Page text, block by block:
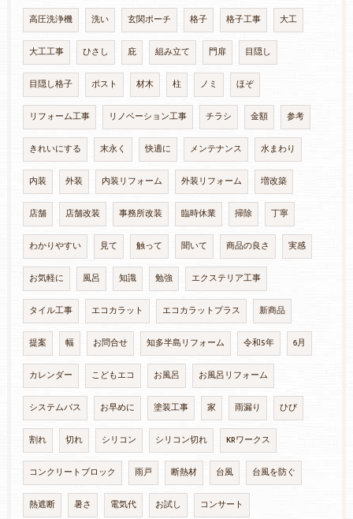
高圧洗浄機 洗い 玄関ポーチ 格子 格子工事 大工
大工工事 ひさし 庇 組み立て 門扉 目隠し
目隠し格子 ポスト 材木 柱 ノミ ほぞ
リフォーム工事 リノベーション工事 チラシ 金額 参考
きれいにする 末永く 快適に メンテナンス 水まわり
内装 外装 内装リフォーム 外装リフォーム 増改築
店舗 店舗改装 事務所改装 臨時休業 掃除 丁寧
わかりやすい 見て 触って 聞いて 商品の良さ 実感
お気軽に 風呂 知識 勉強 エクステリア工事
タイル工事 エコカラット エコカラットプラス 新商品
提案 幅 お問合せ 知多半島リフォーム 令和5年 6月
カレンダー こどもエコ お風呂 お風呂リフォーム
システムバス お早めに 塗装工事 家 雨漏り ひび
割れ 切れ シリコン シリコン切れ KRワークス
コンクリートブロック 雨戸 断熱材 台風 台風を防ぐ
熱遮断 暑さ 電気代 お試し コンサート